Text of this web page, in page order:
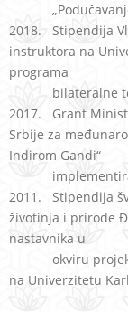
2018. Stipendija
instruktora na
programa
bilateralne
2017. Grant
Srbije za
Indirom Gandi“
2011. Stipendija
životinja i prirode
nastavnika u
okviru projekta
na Univerzitetu